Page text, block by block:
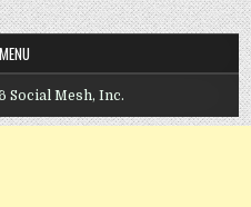
MENU
Mesh, Inc.